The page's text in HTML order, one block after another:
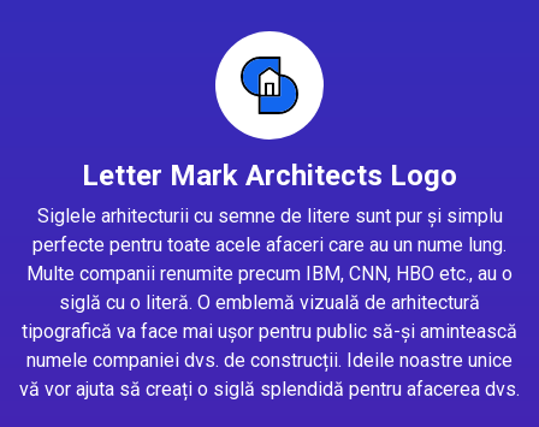
Letter Mark Architects Logo
Siglele arhitecturii cu semne de litere sunt pur și simplu
perfecte pentru toate acele afaceri care au un nume lung.
Multe companii renumite precum IBM, CNN, HBO etc., au o
siglă cu o literă. O emblemă vizuală de arhitectură
tipografică va face mai ușor pentru public să-și amintească
numele companiei dvs. de construcții. Ideile noastre unice
vă vor ajuta să creați o siglă splendidă pentru afacerea dvs.